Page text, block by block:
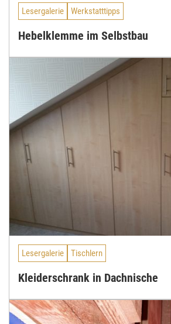
Lesergalerie Werkstatttipps
Hebelklemme im Selbstbau
Lesergalerie Tischlern
Kleiderschrank in Dachnische